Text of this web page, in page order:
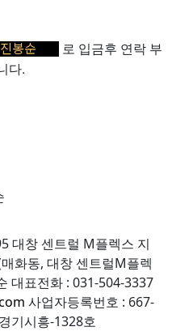
진봉순
로 입금후 연락 부
다.
대창 센트럴 M플렉스 지
화동, 대창 센트럴M플렉
대표전화 : 031-504-3337
사업자등록번호 : 667-
기시흥-1328호